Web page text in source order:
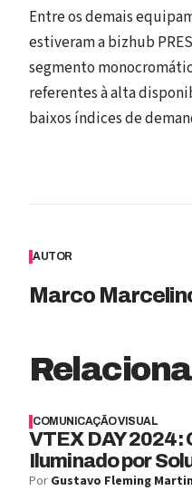
Entre os demais
estiveram a bizhub
segmento
referentes à alta
baixos índices de
AUTOR
Marco
COMUNICAÇÃO VISUAL
VTEX DAY 2024:
Iluminado por
Por Gustavo Fleming